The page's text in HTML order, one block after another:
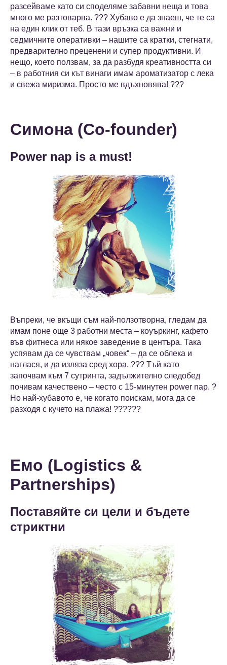
разсейваме като си споделяме забавни неща и това
много ме разтоварва. ??? Хубаво е да знаеш, че те са
на един клик от теб. В тази връзка са важни и
седмичните оперативки – нашите са кратки, стегнати,
предварително преценени и супер продуктивни. И
нещо, което ползвам, за да разбудя креативността си
– в работния си кът винаги имам ароматизатор с лека
и свежа миризма. Просто ме вдъхновява! ???
Симона (Co-founder)
Power nap is a must!
Въпреки, че вкъщи съм най-ползотворна, гледам да
имам поне още 3 работни места – коуъркинг, кафето
във фитнеса или някое заведение в центъра. Така
успявам да се чувствам „човек“ – да се облека и
наглася, и да изляза сред хора. ???️ Тъй като
започвам към 7 сутринта, задължително следобед
почивам качествено – често с 15-минутен power nap. ?
Но най-хубавото е, че когато поискам, мога да се
разходя с кучето на плажа! ?️?️?‍??‍?
Емо (Logistics &
Partnerships)
Поставяйте си цели и бъдете
стриктни